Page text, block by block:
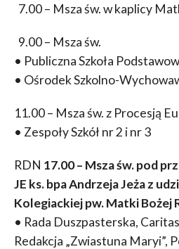
7.00 – Msza św. w kaplicy
9.00 – Msza św.
• Publiczna Szkoła
• Ośrodek Szkolno-
11.00 – Msza św. z Procesją
• Zespoły Szkół nr 2 i nr 3
RDN 17.00 – Msza św. pod
JE ks. bpa Andrzeja Jeża z
Kolegiackiej pw. Matki Bożej
• Rada Duszpasterska,
Redakcja „Zwiastuna Maryi”,